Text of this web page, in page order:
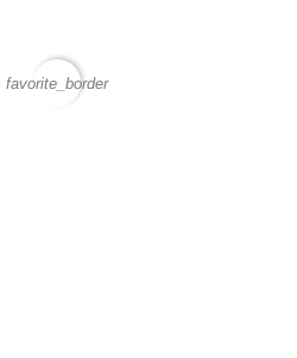
favorite_border